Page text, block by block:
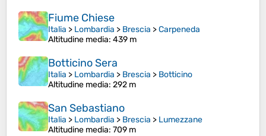
Fiume Chiese
Italia > Lombardia > Brescia >Carpeneda
Altitudine media: 439 m
Botticino Sera
Italia > Lombardia > Brescia > Botticino
Altitudine media: 292 m
San Sebastiano
Italia > Lombardia > Brescia > Lumezzane
Altitudine media: 709 m